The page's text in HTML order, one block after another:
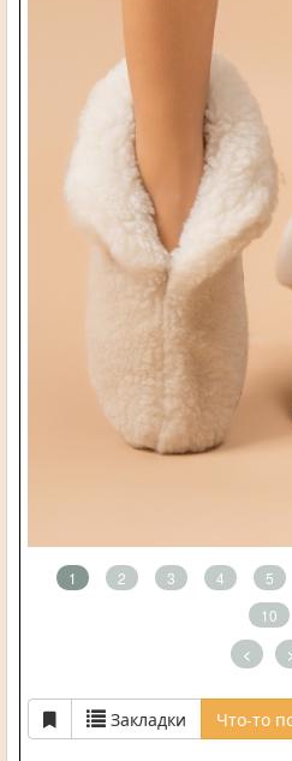
1 2 3 4 5
10
< >
Закладки Что-то